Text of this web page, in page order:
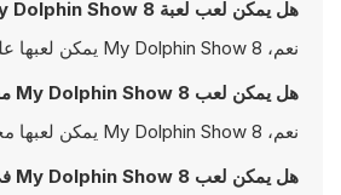
هل يمكن لعب لعبة My Dolphin Show 8 على الجوال؟
نعم، My Dolphin Show 8 يمكن لعبها على أجهزة الجوال وكذلك على أجهزة سطح المكتب. يمكن تشغيلها مباشرة على المتصفح ولا تتطلب أية تحميلات
هل يمكن لعب My Dolphin Show 8 مجانًا؟
نعم، My Dolphin Show 8 يمكن لعبها مجانًا على Y8 وتعمل مباشرةً على المتصفح
هل يمكن لعب My Dolphin Show 8 في وضع الشاشة الكاملة؟